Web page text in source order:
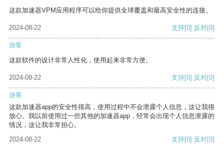
这款加速器VPM应用程序可以给你提供全球覆盖和最高安全性的连接。
2024-08-22 支持[0] 反对[0]
游客
这款软件的设计非常人性化，使用起来非常方便。
2024-08-22 支持[0] 反对[0]
游客
这款加速器app的安全性很高，使用过程中不会泄露个人信息，这让我很
放心。我以前使用过一些其他的加速器app，经常会出现个人信息泄露的
情况，这让我非常担心。
2024-08-22
支持[0] 反对[0]